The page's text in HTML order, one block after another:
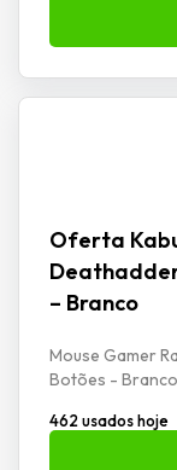
Oferta
– Branco
Mouse Gamer
Botões - Branco
462 usados hoje